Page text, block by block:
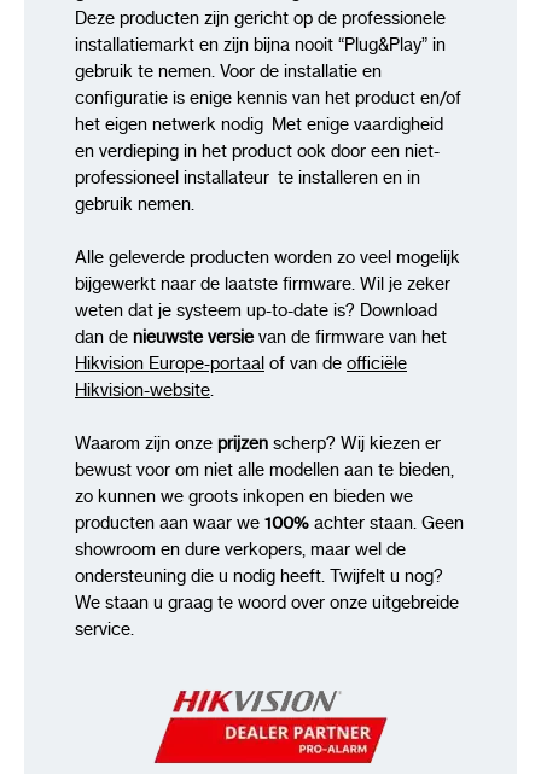
Deze producten zijn gericht op de professionele
installatiemarkt en zijn bijna nooit “Plug&Play” in
gebruik te nemen. Voor de installatie en
configuratie is enige kennis van het product en/of
het eigen netwerk nodig Met enige vaardigheid
en verdieping in het product ook door een niet-
professioneel installateur te installeren en in
gebruik nemen.
Alle geleverde producten worden zo veel mogelijk
bijgewerkt naar de laatste firmware. Wil je zeker
weten dat je systeem up-to-date is? Download
dan de nieuwste versievan de firmware van het
Hikvision Europe-portaal of van de officiële
Hikvision-website.
Waarom zijn onze prijzen scherp? Wij kiezen er
bewust voor om niet alle modellen aan te bieden,
zo kunnen we groots inkopen en bieden we
producten aan waar we 100% achter staan. Geen
showroom en dure verkopers, maar wel de
ondersteuning die u nodig heeft. Twijfelt u nog?
We staan u graag te woord over onze uitgebreide
service.